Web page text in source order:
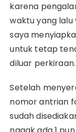
karena
waktu yang
saya
untuk tetap
diluar perkiraan.
Setelah
nomor antrian
sudah